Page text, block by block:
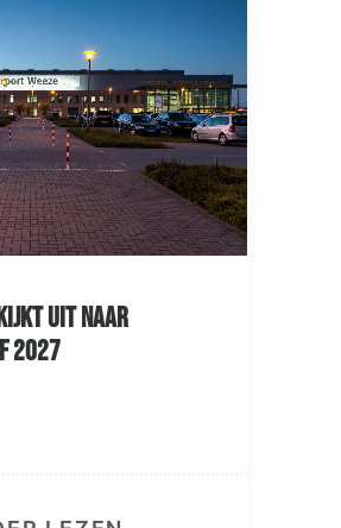
De zomerdienstregeling
Airport Weeze groeit met 8,6